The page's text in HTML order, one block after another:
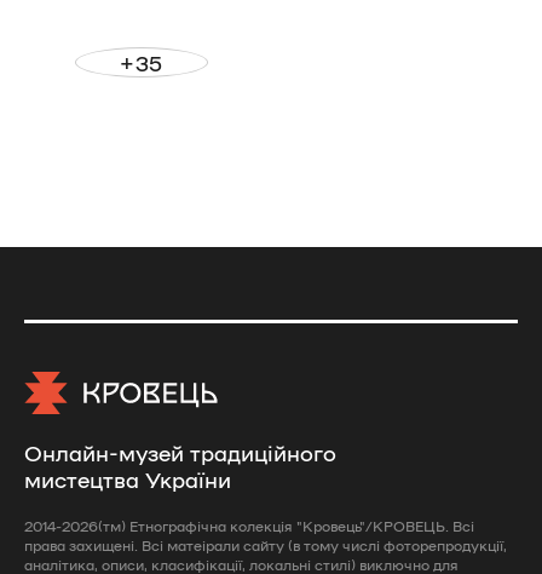
+35
Онлайн-музей традиційного
мистецтва України
2014-2026(тм) Етнографічна колекція "Кровець"/КРОВЕЦЬ. Всі
права захищені. Всі матеірали сайту (в тому числі фоторепродукції,
аналітика, описи, класифікації, локальні стилі) виключно для